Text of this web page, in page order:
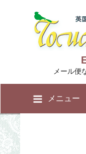
メール便
メニュー